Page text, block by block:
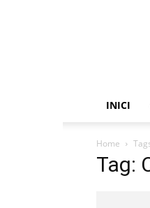
INICI
Home
Tag: